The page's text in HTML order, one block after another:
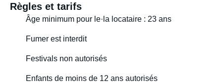
Règles et tarifs
Âge minimum pour le·la locataire : 23 ans
Fumer est interdit
Festivals non autorisés
Enfants de moins de 12 ans autorisés